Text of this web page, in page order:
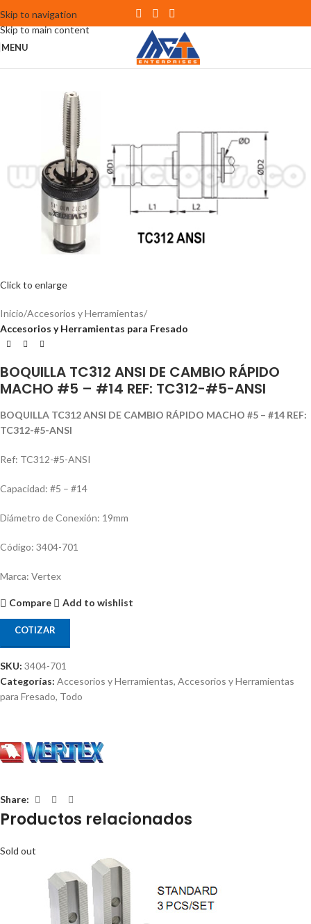
Skip to navigation
Skip to main content
MENU
Click to enlarge
Inicio Accesorios y Herramientas
Accesorios y Herramientas para Fresado
BOQUILLA TC312 ANSI DE CAMBIO RÁPIDO
MACHO #5 – #14 REF: TC312-#5-ANSI
BOQUILLA TC312 ANSI DE CAMBIO RÁPIDO MACHO #5 – #14 REF:
TC312-#5-ANSI
Ref: TC312-#5-ANSI
Capacidad: #5 – #14
Diámetro de Conexión: 19mm
Código: 3404-701
Marca: Vertex
Compare Add to wishlist
COTIZAR
SKU: 3404-701
Categorías: Accesorios y Herramientas, Accesorios y Herramientas
para Fresado, Todo
Share:
Productos relacionados
Sold out